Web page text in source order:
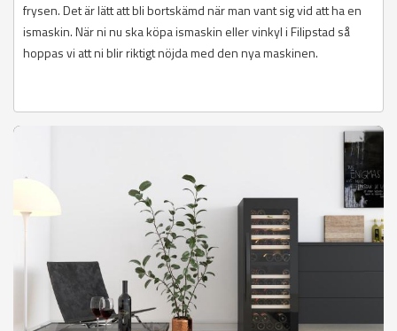
frysen. Det är lätt att bli bortskämd när man vant sig vid att ha en
ismaskin. När ni nu ska köpa ismaskin eller vinkyl i Filipstad så
hoppas vi att ni blir riktigt nöjda med den nya maskinen.